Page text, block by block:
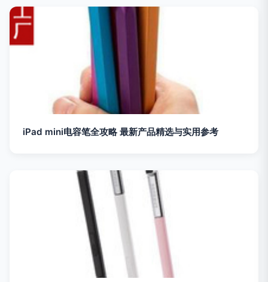
iPad mini电容笔全攻略 最新产品精选与实用参考